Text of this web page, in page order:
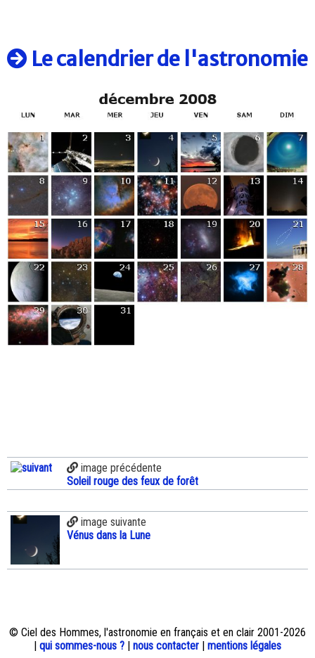
Le calendrier de l'astronomie
image précédente
Soleil rouge des feux de forêt
image suivante
Vénus dans la Lune
© Ciel des Hommes, l'astronomie en français et en clair 2001-2026
| qui sommes-nous ? | nous contacter | mentions légales